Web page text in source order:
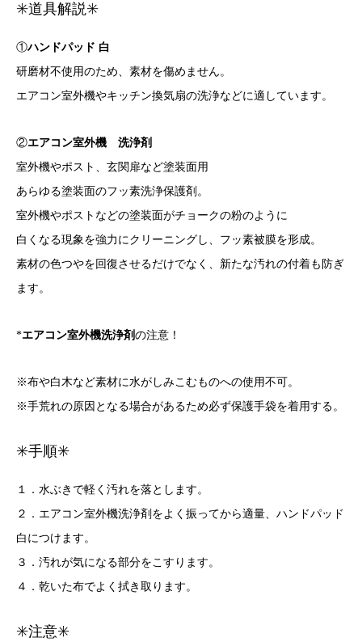
✳️道具解説✳️
①ハンドパッド 白
研磨材不使用のため、素材を傷めません。
エアコン室外機やキッチン換気扇の洗浄などに適しています。
②エアコン室外機 洗浄剤
室外機やポスト、玄関扉など塗装面用
あらゆる塗装面のフッ素洗浄保護剤。
室外機やポストなどの塗装面がチョークの粉のように
白くなる現象を強力にクリーニングし、フッ素被膜を形成。
素材の色つやを回復させるだけでなく、新たな汚れの付着も防ぎ
ます。
*エアコン室外機洗浄剤の注意！
※布や白木など素材に水がしみこむものへの使用不可。
※手荒れの原因となる場合があるため必ず保護手袋を着用する。
✳️手順✳️
１．水ぶきで軽く汚れを落とします。
２．エアコン室外機洗浄剤をよく振ってから適量、ハンドパッド
白につけます。
３．汚れが気になる部分をこすります。
４．乾いた布でよく拭き取ります。
✳️注意✳️